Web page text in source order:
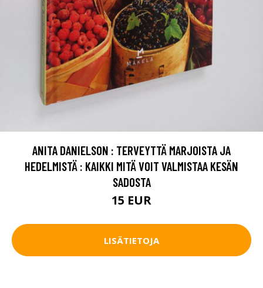
ANITA DANIELSON : TERVEYTTÄ MARJOISTA JA
HEDELMISTÄ : KAIKKI MITÄ VOIT VALMISTAA KESÄN
SADOSTA
15 EUR
LISÄTIETOJA